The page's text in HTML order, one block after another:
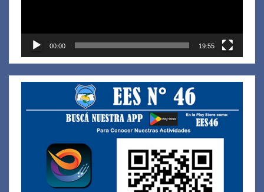
00:00 19:55